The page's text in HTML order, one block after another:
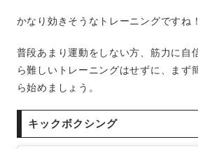
かなり効きそうなトレーニングですね！
普段あまり運動をしない方、筋力に自
ら難しいトレーニングはせずに、まず
ら始めましょう。
キックボクシング